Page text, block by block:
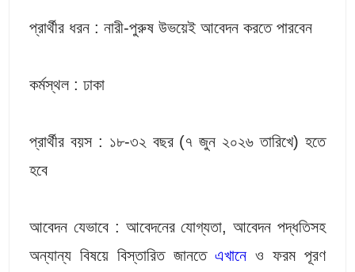
প্রার্থীর ধরন : নারী-পুরুষ উভয়েই আবেদন করতে পারবেন
কর্মস্থল : ঢাকা
প্রার্থীর বয়স : ১৮-৩২ বছর (৭ জুন ২০২৬ তারিখে) হতে
হবে
আবেদন যেভাবে : আবেদনের যোগ্যতা, আবেদন পদ্ধতিসহ
অন্যান্য বিষয়ে বিস্তারিত জানতেএখানে ও ফরম পূরণ